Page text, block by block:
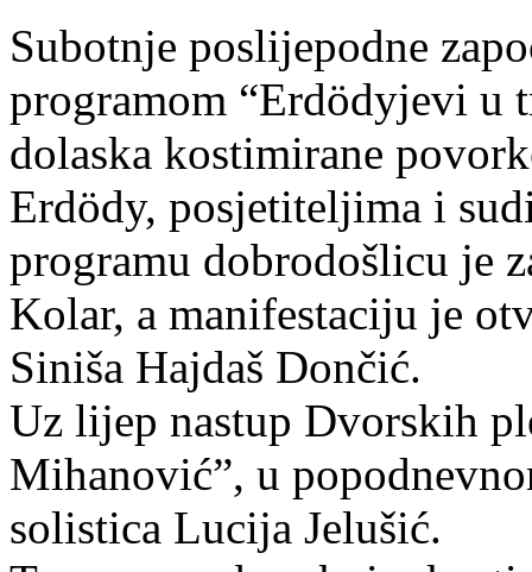
Subotnje poslijepodne
programom “Erdödyjevi u
dolaska kostimirane
Erdödy, posjetiteljima i
programu dobrodošlicu je
Kolar, a manifestaciju je
Siniša Hajdaš Dončić.
Uz lijep nastup Dvorskih
Mihanović”, u
solistica Lucija Jelušić.